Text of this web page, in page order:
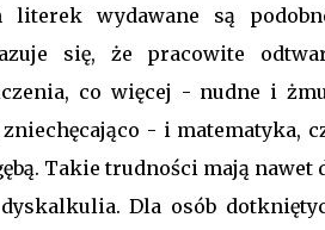
literek wydawane są
się, że pracowite
co więcej - nudne i
- i matematyka,
Takie trudności mają
Dla osób